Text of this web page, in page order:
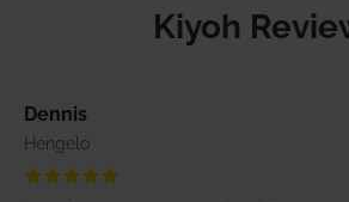
Kiyoh
Dennis
Hengelo